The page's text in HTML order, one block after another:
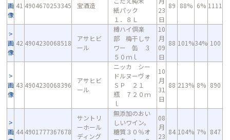
画
像
41 4904670253345 宝酒造
紙パック
１．８Ｌ
23
日
89 88% 6% 1111
画
像
42 4904230068518
アサヒビ
ール
樽ハイ倶楽
部 梅干しサ
ワー 缶 ３
５０ｍｌ
10
月
09
日
88 101%34% 100
画
像
43 4904230068396
アサヒビ
ール
ニッカ シー
ドルヌーヴォ
ＳＰ ２１
瓶 ７２０ｍ
ｌ
10
月
31
日
88 213% 8% 890
画 44 4901777367678
サントリ
ーホール
ディング
無添加のおい
しいワイン。
糖質３０％オ
08
月
23
84 104% 7% 847